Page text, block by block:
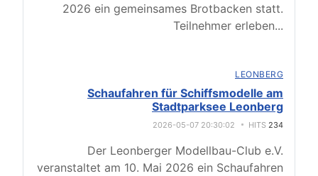
2026 ein gemeinsames Brotbacken statt.
Teilnehmer erleben...
LEONBERG
Schaufahren für Schiffsmodelle am
Stadtparksee Leonberg
2026-05-07 20:30:02 HITS 234
Der Leonberger Modellbau-Club e.V.
veranstaltet am 10. Mai 2026 ein Schaufahren